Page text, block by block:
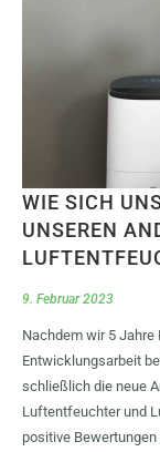
WIE SICH
UNSEREN
9. Februar 2023
Nachdem wir 5 Jahre
Entwicklungsarbeit
schließlich die neue
Luftentfeuchter und
positive